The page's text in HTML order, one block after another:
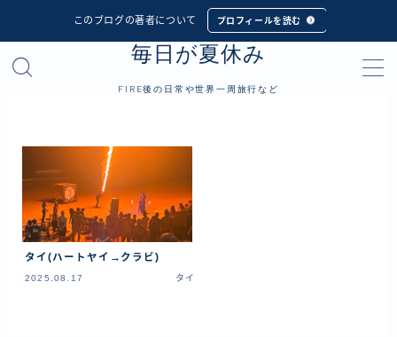
このブログの著者について プロフィールを読む
毎日が夏休み
FIRE後の日常や世界一周旅行など
MENU
世界一周旅行
フィリピン
インドネシア
シンガポール
タイ(ハートヤイ→クラビ)
2025.08.17 タイ